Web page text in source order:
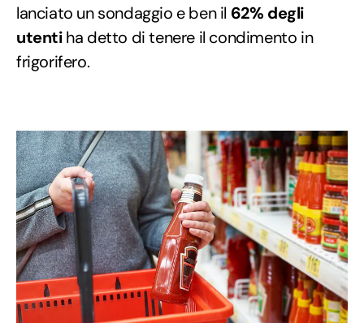
lanciato un sondaggio e ben il 62% degli
utentiha detto di tenere il condimento in
frigorifero.